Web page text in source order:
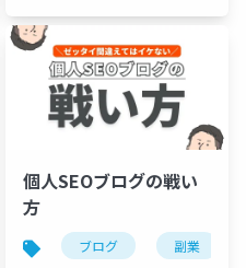
マーケティング
個人SEOブログの戦い
方
ブログ 副業